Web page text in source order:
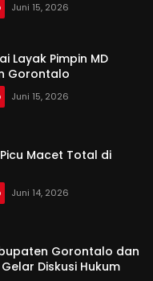
Juni 15, 2026
Layak Pimpin MD
Gorontalo
Juni 15, 2026
Macet Total di
Juni 14, 2026
Gorontalo dan
Diskusi Hukum